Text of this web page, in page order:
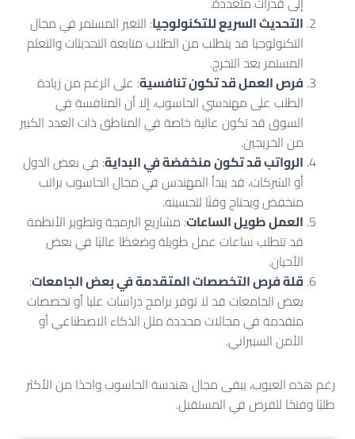
التحديث السريع للتكنولوجيا: التغير المستمر في مجال
التكنولوجيا قد يتطلب من الطلاب متابعة التحديثات والتعلم
المستمر بعد التخرج.
فرص العمل قد تكون تنافسية: على الرغم من زيادة
الطلب على مهندسي الحاسوب، إلا أن المنافسة في
السوق قد تكون عالية خاصة في المناطق ذات العدد الكبير
من الخريجين.
الرواتب قد تكون منخفضة في البداية: في بعض الدول
أو الشركات، قد يبدأ المهندس في مجال الحاسوب براتب
منخفض ويحتاج وقتًا لتحسينه.
العمل طويل الساعات: مشاريع البرمجة وتطوير الأنظمة
قد تتطلب ساعات عمل طويلة وضغطًا عاليًا في بعض
الأحيان.
قلة فرص التخصصات المتقدمة في بعض الجامعات:
بعض الجامعات قد لا توفر برامج دراسات عليا أو تخصصات
متقدمة في مجالات محددة مثل الذكاء الاصطناعي أو
الأمن السيبراني.
رغم هذه العيوب، يبقى مجال هندسة الحاسوب واحدًا من الأكثر
طلبًا وفتحًا للفرص في المستقبل.